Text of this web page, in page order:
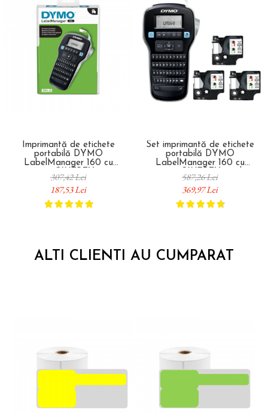
Imprimantă de etichete
portabilă DYMO
LabelManager 160 cu
tastatură QWERTY pentru
organizare și identificare acasă
și la birou 2174612
307,42 Lei
187,53 Lei
Set imprimantă de etichete
portabilă DYMO
LabelManager 160 cu
tastatură QWERTY și 3 benzi
DYMO LabelManager de 12
mm negru pe alb pentru
organizare și identificare acasă
și la birou 2142267
587,26 Lei
369,97 Lei
ALTI CLIENTI AU CUMPARAT